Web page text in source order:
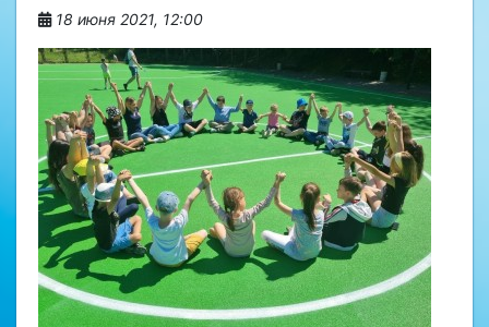
18 июня 2021, 12:00